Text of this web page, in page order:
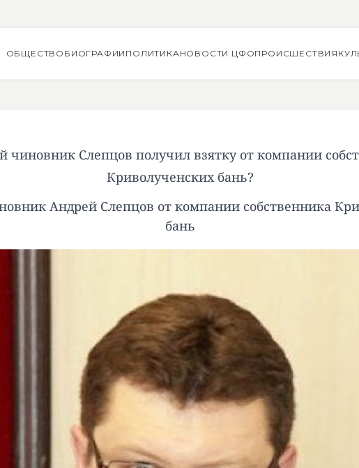
ОБЩЕСТВО БИОГРАФИИ ПОЛИТИКАНОВОСТИ ЦФОПРОИСШЕСТВИЯ
чиновник Слепцов получил взятку от компании
Криволученских бань?
Андрей Слепцов от компании собственника
бань